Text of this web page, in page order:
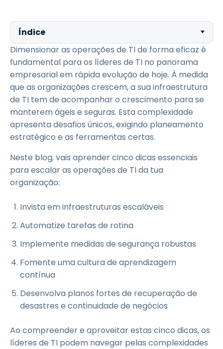
Índice
Dimensionar as operações de TI de forma eficaz é
fundamental para os líderes de TI no panorama
empresarial em rápida evolução de hoje. À medida
que as organizações crescem, a sua infraestrutura
de TI tem de acompanhar o crescimento para se
manterem ágeis e seguras. Esta complexidade
apresenta desafios únicos, exigindo planeamento
estratégico e as ferramentas certas.
Neste blog, vais aprender cinco dicas essenciais
para escalar as operações de TI da tua
organização:
Invista em infraestruturas escaláveis
Automatize tarefas de rotina
Implemente medidas de segurança robustas
Fomente uma cultura de aprendizagem
contínua
Desenvolva planos fortes de recuperação de
desastres e continuidade de negócios
Ao compreender e aproveitar estas cinco dicas, os
líderes de TI podem navegar pelas complexidades